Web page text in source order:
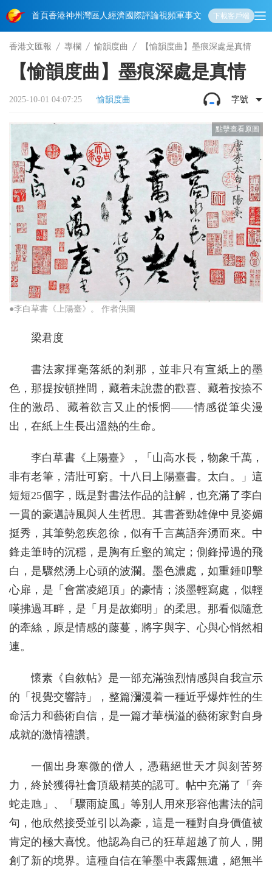
首頁香港神州 灣區人經濟國際評論視頻軍事文化 娛樂生活教育體
下載客戶端
香港文匯報 專欄 愉韻度曲 【愉韻度曲】墨痕深處是真情
【愉韻度曲】墨痕深處是真情
2025-10-01 04:07:25 愉韻度曲 字號
●李白草書《上陽臺》。 作者供圖
梁君度
書法家揮毫落紙的剎那，並非只有宣紙上的墨
色，那提按頓挫間，藏着未說盡的歡喜、藏着按捺不
住的激昂、藏着欲言又止的悵惘——情感從筆尖漫
出，在紙上生長出溫熱的生命。
李白草書《上陽臺》，「山高水長，物象千萬，
非有老筆，清壯可窮。十八日上陽臺書。太白。」這
短短25個字，既是對書法作品的註解，也充滿了李白
一貫的豪邁詩風與人生哲思。其書蒼勁雄偉中見姿媚
挺秀，其筆勢忽疾忽徐，似有千言萬語奔湧而來。中
鋒走筆時的沉穩，是胸有丘壑的篤定；側鋒掃過的飛
白，是驟然湧上心頭的波瀾。墨色濃處，如重錘叩擊
心扉，是「會當凌絕頂」的豪情；淡墨輕寫處，似輕
嘆拂過耳畔，是「月是故鄉明」的柔思。那看似隨意
的牽絲，原是情感的藤蔓，將字與字、心與心悄然相
連。
懷素《自敘帖》是一部充滿強烈情感與自我宣示
的「視覺交響詩」，整篇瀰漫着一種近乎爆炸性的生
命活力和藝術自信，是一篇才華橫溢的藝術家對自身
成就的激情禮讚。
一個出身寒微的僧人，憑藉絕世天才與刻苦努
力，終於獲得社會頂級精英的認可。帖中充滿了「奔
蛇走虺」、「驟雨旋風」等別人用來形容他書法的詞
句，他欣然接受並引以為豪，這是一種對自身價值被
肯定的極大喜悅。他認為自己的狂草超越了前人，開
創了新的境界。這種自信在筆墨中表露無遺，絕無半